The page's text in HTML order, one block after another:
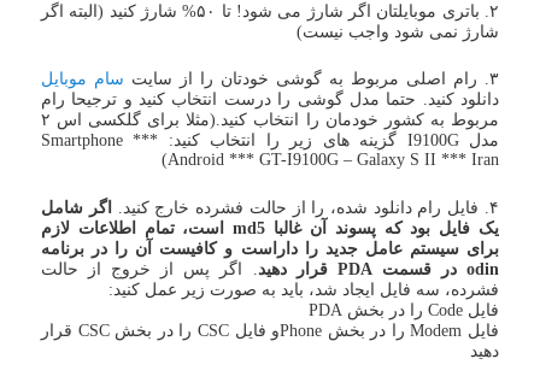
۲. باتری موبایلتان اگر شارژ می شود! تا ۵۰% شارژ کنید (البته اگر
شارژ نمی شود واجب نیست)
۳. رام اصلی مربوط به گوشی خودتان را از سایت
سام موبایل
دانلود کنید. حتما مدل گوشی را درست انتخاب کنید و ترجیحا رام
مربوط به کشور خودمان را انتخاب کنید.(مثلا برای گلکسی اس ۲
مدل I9100G گزینه های زیر را انتخاب کنید: Smartphone ***
Android *** GT-I9100G – Galaxy S II *** Iran)
۴. فایل رام دانلود شده، را از حالت فشرده خارج کنید.
اگر شامل
یک فایل بود که پسوند آن غالبا md5 است، تمام اطلاعات لازم
برای سیستم عامل جدید را داراست و کافیست آن را در برنامه
odin در قسمت PDA قرار دهید
. اگر پس از خروج از حالت
فشرده، سه فایل ایجاد شد، باید به صورت زیر عمل کنید:
فایل Code را در بخش PDA
فایل Modem را در بخش Phoneو فایل CSC را در بخش CSC قرار
دهید